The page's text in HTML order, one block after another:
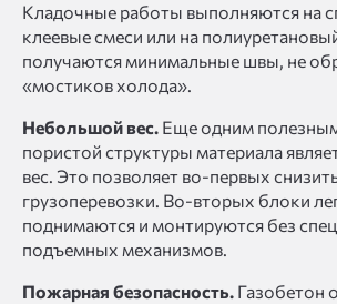
Кладочные работы выполняются на
клеевые смеси или на
получаются минимальные швы, не
«мостиков холода».
Небольшой вес. Еще одним
пористой структуры материала
вес. Это позволяет во-первых
грузоперевозки. Во-вторых блоки
поднимаются и монтируются без
подъемных механизмов.
Пожарная безопасность. Газобетон